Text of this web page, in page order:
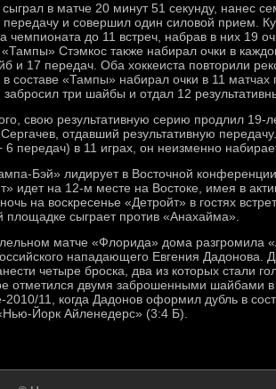
сыграл в матче 20 минут 51 секунду, нанес
передачу и совершил один силовой прием.
чемпионата до 11 встреч, набрав в них 19
«Тампы» Стэмкос также набирал очки в
и 17 передач. Оба хоккеиста повторили
в составе «Тампы» набирал очки в 11 матчах
три шайбы и отдал 12
свою результативную серию продлил 19-
отдавший результативную
передач) в 11 играх, он неизменно
Бэй» лидирует в Восточной
идет на 12-м месте на Востоке, имея в
на воскресенье «Детройт» в гостях
площадке сыграет против «Анахайма».
матче «Флорида» дома разгромила
нападающего Евгения Дадонова.
четыре броска, два из которых стали
отметился двумя заброшенными шайбами
2010/11, когда Дадонов оформил дубль в
Йорк Айленедерс» (3:4 Б).